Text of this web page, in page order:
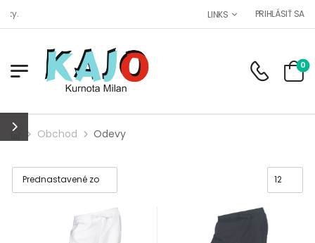
Maloobchod, veľkoobchod
LINKS PRIHLÁSIŤ SA
0
Obchod Odevy